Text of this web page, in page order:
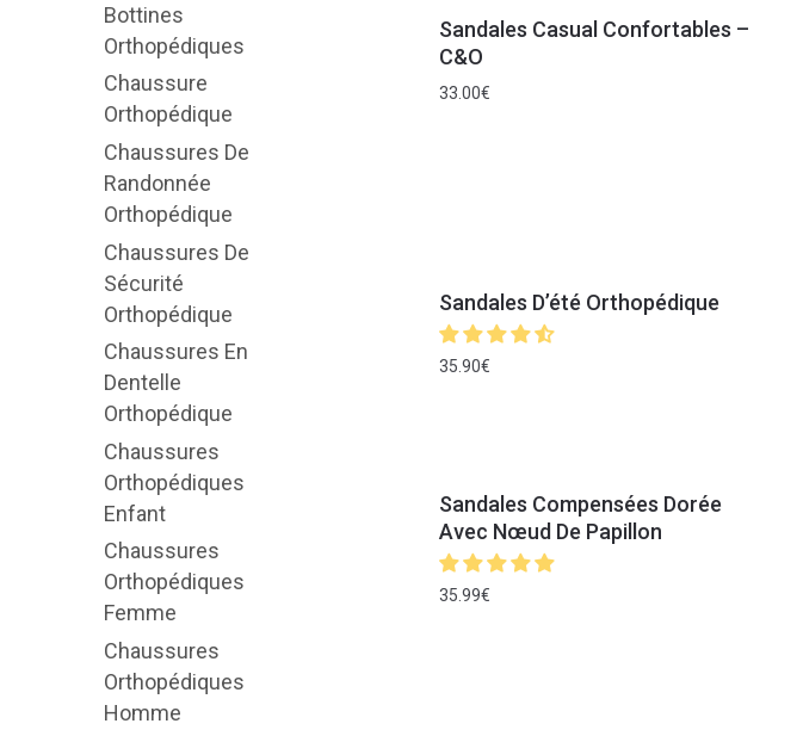
Sandales Casual Confortables –
C&O
33.00€
Sandales D’été Orthopédique
35.90€
Sandales Compensées Dorée
Avec Nœud De Papillon
35.99€
Bottines
Orthopédiques
Chaussure
Orthopédique
Chaussures De
Randonnée
Orthopédique
Chaussures De
Sécurité
Orthopédique
Chaussures En
Dentelle
Orthopédique
Chaussures
Orthopédiques
Enfant
Chaussures
Orthopédiques
Femme
Chaussures
Orthopédiques
Homme